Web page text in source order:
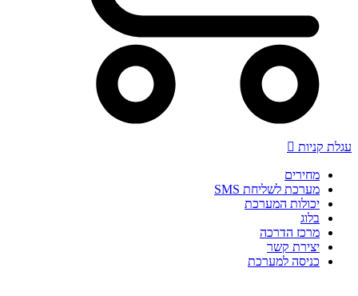
עגלת קניות
מחירים
מערכת לשליחת SMS
יכולות המערכת
בלוג
מרכז הדרכה
יצירת קשר
כניסה למערכת